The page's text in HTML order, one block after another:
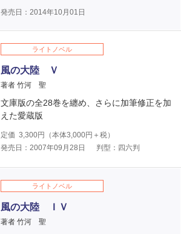
発売日：2014年10月01日
ライトノベル
風の大陸 Ｖ
著者 竹河 聖
文庫版の全28巻を纏め、さらに加筆修正を加
えた愛蔵版
定価 3,300円（本体3,000円＋税）
発売日：2007年09月28日
判型：四六判
ライトノベル
風の大陸 ＩＶ
著者 竹河 聖